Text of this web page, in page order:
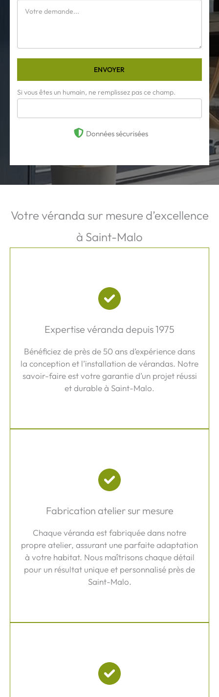
ENVOYER
Si vous êtes un humain, ne remplissez pas ce champ.
Données sécurisées
Votre véranda sur mesure d’excellence
à Saint-Malo
Expertise véranda depuis 1975
Bénéficiez de près de 50 ans d’expérience dans
la conception et l’installation de vérandas. Notre
savoir-faire est votre garantie d’un projet réussi
et durable à Saint-Malo.
Fabrication atelier sur mesure
Chaque véranda est fabriquée dans notre
propre atelier, assurant une parfaite adaptation
à votre habitat. Nous maîtrisons chaque détail
pour un résultat unique et personnalisé près de
Saint-Malo.